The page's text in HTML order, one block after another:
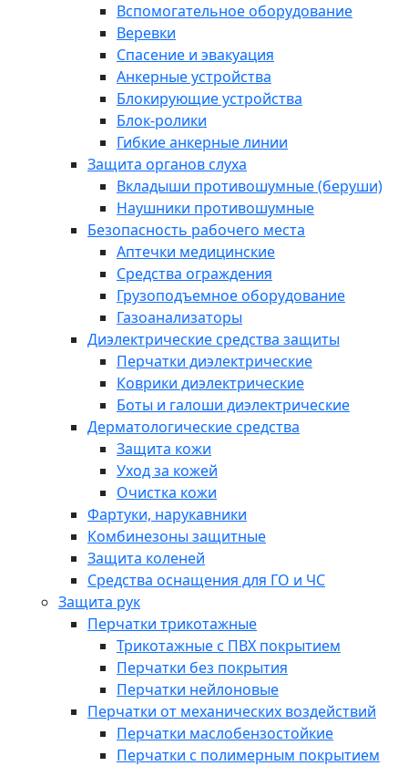
Вспомогательное оборудование
Веревки
Спасение и эвакуация
Анкерные устройства
Блокирующие устройства
Блок-ролики
Гибкие анкерные линии
Защита органов слуха
Вкладыши противошумные (беруши)
Наушники противошумные
Безопасность рабочего места
Аптечки медицинские
Средства ограждения
Грузоподъемное оборудование
Газоанализаторы
Диэлектрические средства защиты
Перчатки диэлектрические
Коврики диэлектрические
Боты и галоши диэлектрические
Дерматологические средства
Защита кожи
Уход за кожей
Очистка кожи
Фартуки, нарукавники
Комбинезоны защитные
Защита коленей
Средства оснащения для ГО и ЧС
Защита рук
Перчатки трикотажные
Трикотажные с ПВХ покрытием
Перчатки без покрытия
Перчатки нейлоновые
Перчатки от механических воздействий
Перчатки маслобензостойкие
Перчатки с полимерным покрытием